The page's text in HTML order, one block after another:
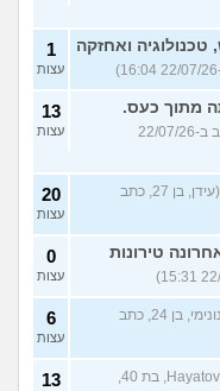
ואחזקה
1
עצות
מתוך כעס.
(אלכס, שם בדוי, בן 40, כתב ב-22/07/26
13
עצות
(עידן, בן 27, כתב
20
עצות
טירונות
0
עצות
(אנונימי, בן 24, כתב
6
עצות
(Hayatov, בת 40,
13